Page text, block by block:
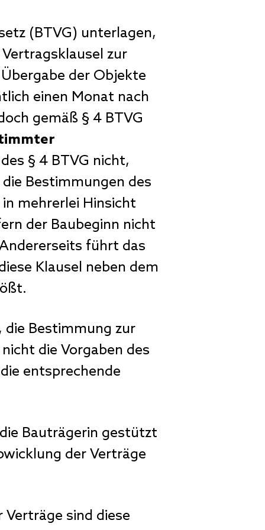
(BTVG) unterlagen,
zur
der Objekte
einen Monat nach
gemäß § 4 BTVG
§ 4 BTVG nicht,
Bestimmungen des
mehrerlei Hinsicht
der Baubeginn nicht
führt das
Klausel neben dem
Bestimmung zur
die Vorgaben des
entsprechende
Bauträgerin gestützt
der Verträge
sind diese